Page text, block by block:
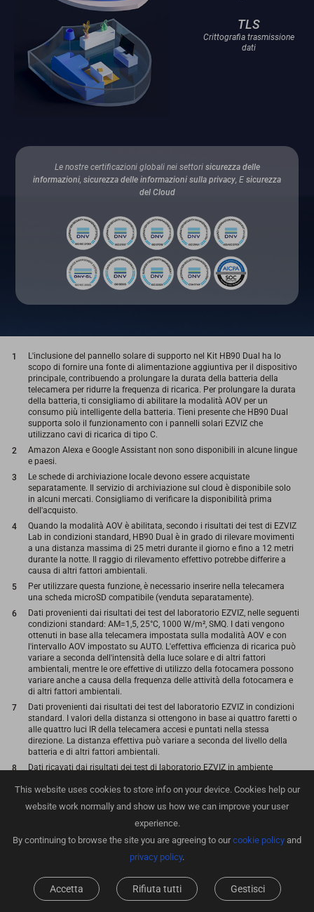
TLS
Crittografia trasmissione
dati
Le nostre certificazioni globali nei settori sicurezza delle
informazioni sicurezza delle informazioni sulla privacy , E sicurezza
del Cloud
L'inclusione del pannello solare di supporto nel Kit HB90 Dual ha lo
scopo di fornire una fonte di alimentazione aggiuntiva per il dispositivo
principale, contribuendo a prolungare la durata della batteria della
telecamera per ridurre la frequenza di ricarica. Per prolungare la durata
della batteria, ti consigliamo di abilitare la modalità AOV per un
consumo più intelligente della batteria. Tieni presente che HB90 Dual
supporta solo il funzionamento con i pannelli solari EZVIZ che
utilizzano cavi di ricarica di tipo C.
Amazon Alexa e Google Assistant non sono disponibili in alcune lingue
e paesi.
Le schede di archiviazione locale devono essere acquistate
separatamente. Il servizio di archiviazione sul cloud è disponibile solo
in alcuni mercati. Consigliamo di verificare la disponibilità prima
dell'acquisto.
Quando la modalità AOV è abilitata, secondo i risultati dei test di EZVIZ
Lab in condizioni standard, HB90 Dual è in grado di rilevare movimenti
a una distanza massima di 25 metri durante il giorno e fino a 12 metri
durante la notte. Il raggio di rilevamento effettivo potrebbe differire a
causa di altri fattori ambientali.
Per utilizzare questa funzione, è necessario inserire nella telecamera
una scheda microSD compatibile (venduta separatamente).
Dati provenienti dai risultati dei test del laboratorio EZVIZ, nelle seguenti
condizioni standard: AM=1,5, 25°C, 1000 W/m², SMQ. I dati vengono
ottenuti in base alla telecamera impostata sulla modalità AOV e con
l'intervallo AOV impostato su AUTO. L'effettiva efficienza di ricarica può
variare a seconda dell'intensità della luce solare e di altri fattori
ambientali, mentre le ore effettive di utilizzo della fotocamera possono
variare anche a causa della frequenza delle attività della fotocamera e
di altri fattori ambientali.
Dati provenienti dai risultati dei test del laboratorio EZVIZ in condizioni
standard. I valori della distanza si ottengono in base ai quattro faretti o
alle quattro luci IR della telecamera accesi e puntati nella stessa
direzione. La distanza effettiva può variare a seconda del livello della
batteria e di altri fattori ambientali.
Dati ricavati dai risultati dei test di laboratorio EZVIZ in ambiente
posizione della telecamera, alla tecnologia di trasferimento e ad altri
fattori ambientali.
Recommended Products
This website uses cookies to store info on your device. Cookies help our
website work normally and show us how we can improve your user
experience.
By continuing to browse the site you are agreeing to ourcookie policy and
privacy policy.
Gestisci
Rifiuta tutti
Accetta